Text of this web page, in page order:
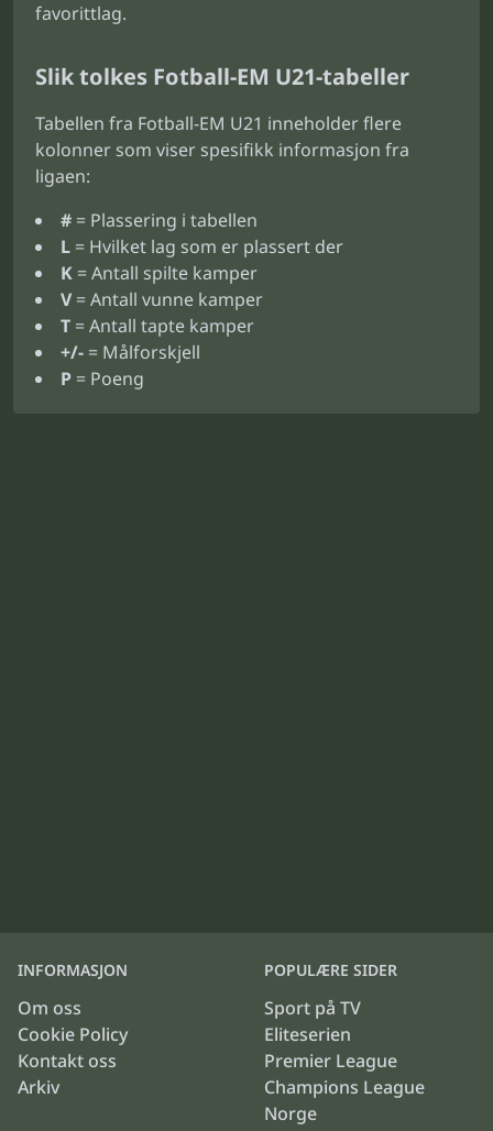
favorittlag.
Slik tolkes Fotball-EM U21-tabeller
Tabellen fra Fotball-EM U21 inneholder flere
kolonner som viser spesifikk informasjon fra
ligaen:
# = Plassering i tabellen
L = Hvilket lag som er plassert der
K = Antall spilte kamper
V = Antall vunne kamper
T = Antall tapte kamper
+/- = Målforskjell
P = Poeng
INFORMASJON
Om oss
Cookie Policy
Kontakt oss
Arkiv
POPULÆRE SIDER
Sport på TV
Eliteserien
Premier League
Champions League
Norge